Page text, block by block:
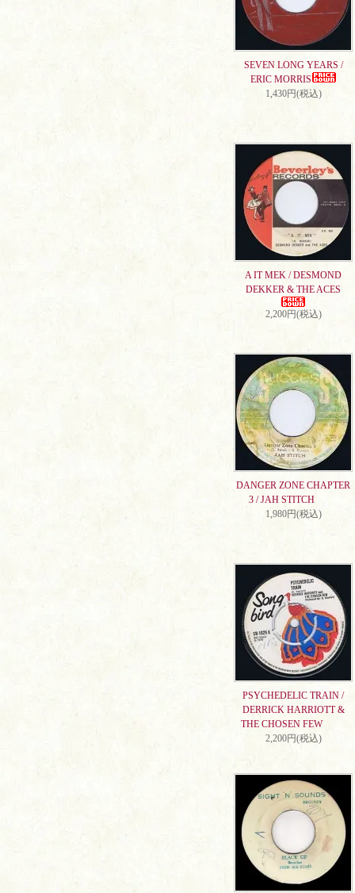
SEVEN LONG YEARS /
ERIC MORRIS
1,430円(税込)
A IT MEK / DESMOND
DEKKER & THE ACES
2,200円(税込)
DANGER ZONE CHAPTER
3 / JAH STITCH
1,980円(税込)
PSYCHEDELIC TRAIN /
DERRICK HARRIOTT &
THE CHOSEN FEW
2,200円(税込)